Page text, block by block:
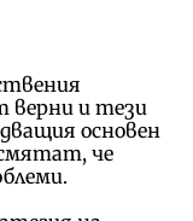
верни и тези
основен
че